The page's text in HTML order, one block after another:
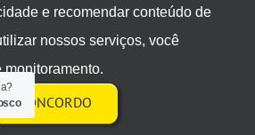
e recomendar conteúdo de
nossos serviços, você
monitoramento.
CONCORDO